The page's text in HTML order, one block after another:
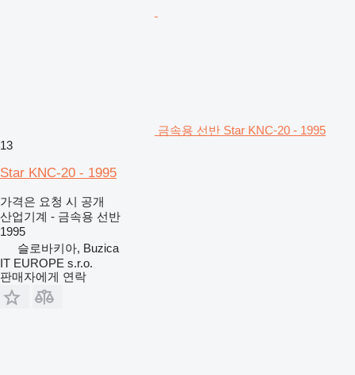
금속용 선반 Star KNC-20 - 1995
13
Star KNC-20 - 1995
가격은 요청 시 공개
산업기계 - 금속용 선반
1995
슬로바키아, Buzica
IT EUROPE s.r.o.
판매자에게 연락